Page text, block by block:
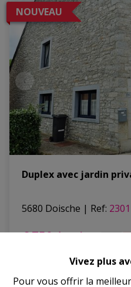
Vivez plus
Pour vous offrir la
NOUVEAU
Duplex avec jardin
5680 Doische | Ref: 2301
€ 750 /mois